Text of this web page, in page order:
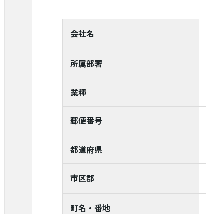
会社名
所属部署
業種
郵便番号
都道府県
市区郡
町名・番地